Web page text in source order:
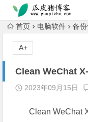
跳转到主内容
首页 电脑软件 备
Clean WeChat
2023年09月15日
Clean WeChat
A+